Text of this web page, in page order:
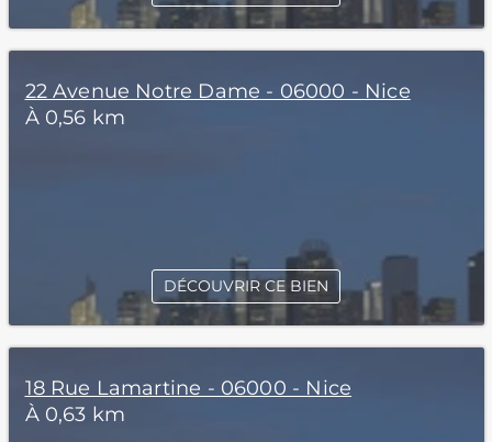
22 Avenue Notre Dame - 06000 - Nice
À 0,56 km
DÉCOUVRIR CE BIEN
18 Rue Lamartine - 06000 - Nice
À 0,63 km